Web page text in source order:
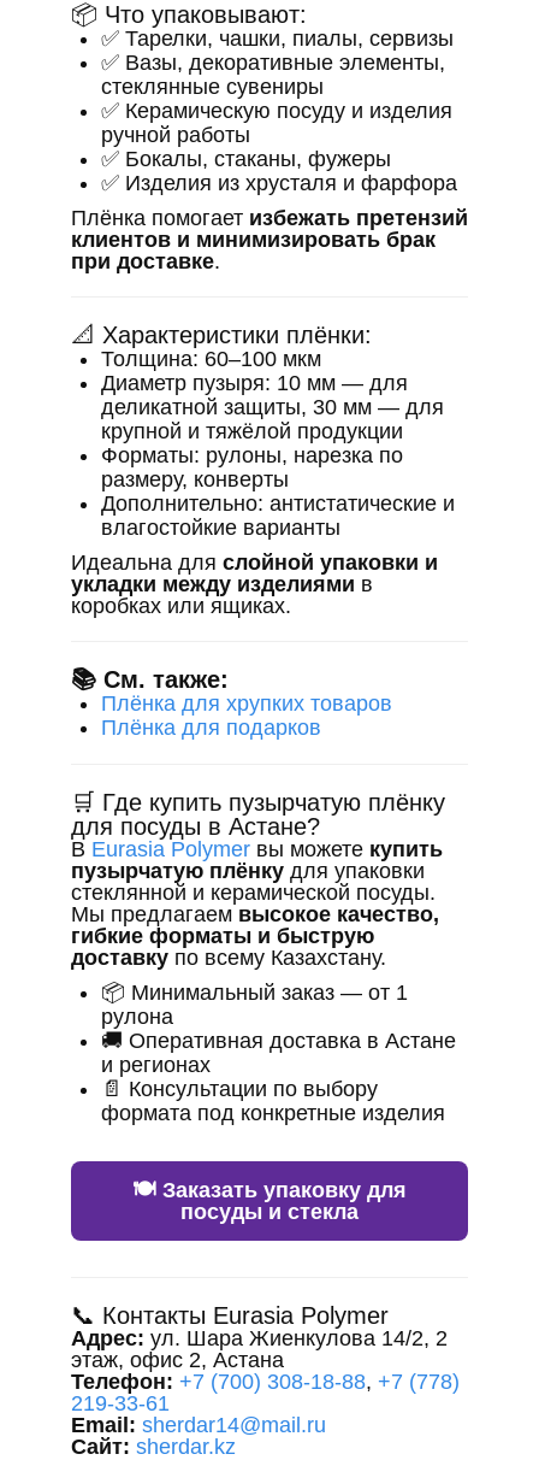
📦 Что упаковывают:
✅ Тарелки, чашки, пиалы, сервизы
✅ Вазы, декоративные элементы,
стеклянные сувениры
✅ Керамическую посуду и изделия
ручной работы
✅ Бокалы, стаканы, фужеры
✅ Изделия из хрусталя и фарфора
Плёнка помогает избежать претензий
клиентов и минимизировать брак
при доставке.
📐 Характеристики плёнки:
Толщина: 60–100 мкм
Диаметр пузыря: 10 мм — для
деликатной защиты, 30 мм — для
крупной и тяжёлой продукции
Форматы: рулоны, нарезка по
размеру, конверты
Дополнительно: антистатические и
влагостойкие варианты
Идеальна для слойной упаковки и
укладки между изделиями в
коробках или ящиках.
📚 См. также:
Плёнка для хрупких товаров
Плёнка для подарков
🛒 Где купить пузырчатую плёнку
для посуды в Астане?
В Eurasia Polymer вы можете купить
пузырчатую плёнку для упаковки
стеклянной и керамической посуды.
Мы предлагаем высокое качество,
гибкие форматы и быструю
доставку по всему Казахстану.
📦 Минимальный заказ — от 1
рулона
🚚 Оперативная доставка в Астане
и регионах
📄 Консультации по выбору
формата под конкретные изделия
🍽️ Заказать упаковку для
посуды и стекла
📞 Контакты Eurasia Polymer
Адрес: ул. Шара Жиенкулова 14/2, 2
этаж, офис 2, Астана
Телефон: +7 (700) 308-18-88, +7 (778)
219-33-61
Email: sherdar14@mail.ru
Сайт: sherdar.kz